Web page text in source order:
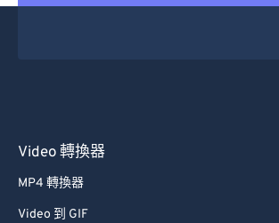
Video 轉換器
MP4 轉換器
Video 到 GIF